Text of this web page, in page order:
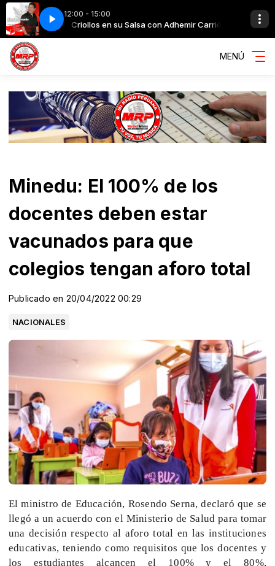
12:00 - 15:00
Carrión Criollos en su Salsa con Adhemir Carrión
AMOR PERUANO - KIKE BRACAMONTE
MENÚ
Minedu: El 100% de los
docentes deben estar
vacunados para que
colegios tengan aforo total
Publicado en 20/04/2022 00:29
NACIONALES
El ministro de Educación, Rosendo Serna, declaró que se
llegó a un acuerdo con el Ministerio de Salud para tomar
una decisión respecto al aforo total en las instituciones
educativas, teniendo como requisitos que los docentes y
los estudiantes alcancen el 100% y el 80%,